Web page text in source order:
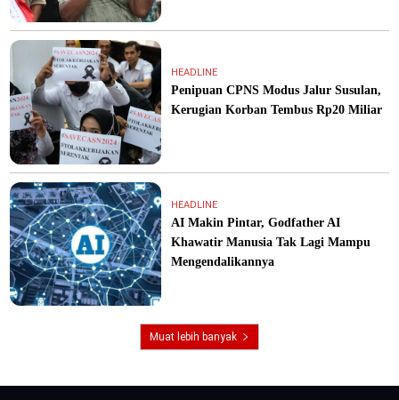
HEADLINE
Penipuan CPNS Modus Jalur Susulan,
Kerugian Korban Tembus Rp20 Miliar
HEADLINE
AI Makin Pintar, Godfather AI
Khawatir Manusia Tak Lagi Mampu
Mengendalikannya
Muat lebih banyak